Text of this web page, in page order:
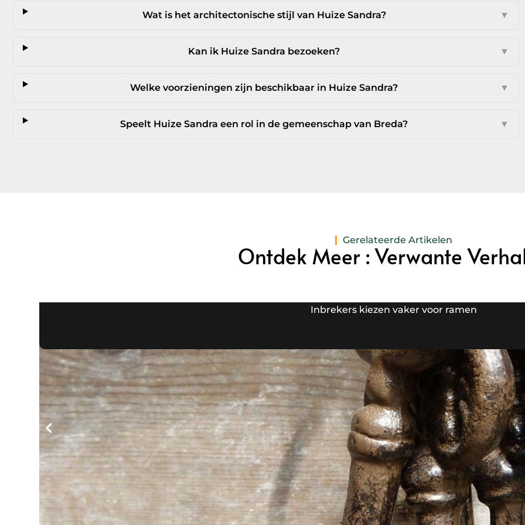
Wat is het architectonische stijl van Huize Sandra? ▼
Kan ik Huize Sandra bezoeken? ▼
Welke voorzieningen zijn beschikbaar in Huize Sandra? ▼
Speelt Huize Sandra een rol in de gemeenschap van Breda? ▼
Gerelateerde Artikelen
Ontdek Meer : Verwante
Inbrekers kiezen vaker voor ramen